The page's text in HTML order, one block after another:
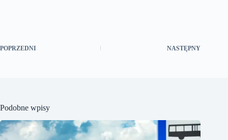
POPRZEDNI NASTĘPNY
Podobne wpisy